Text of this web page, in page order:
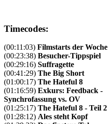
Timecodes:
(00:11:03) Filmstarts der Woche
(00:23:38) Besucher-Tippspiel
(00:29:16) Suffragette
(00:41:29) The Big Short
(01:00:17) The Hateful 8
(01:16:59) Exkurs: Feedback -
Synchrofassung vs. OV
(01:25:17) The Hateful 8 - Teil 2
(01:28:12) Ales steht Kopf